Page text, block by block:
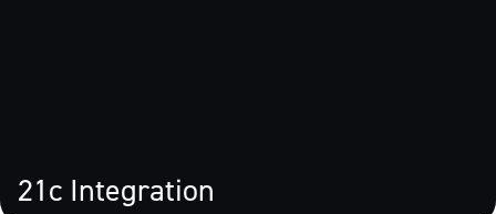
21c Integration